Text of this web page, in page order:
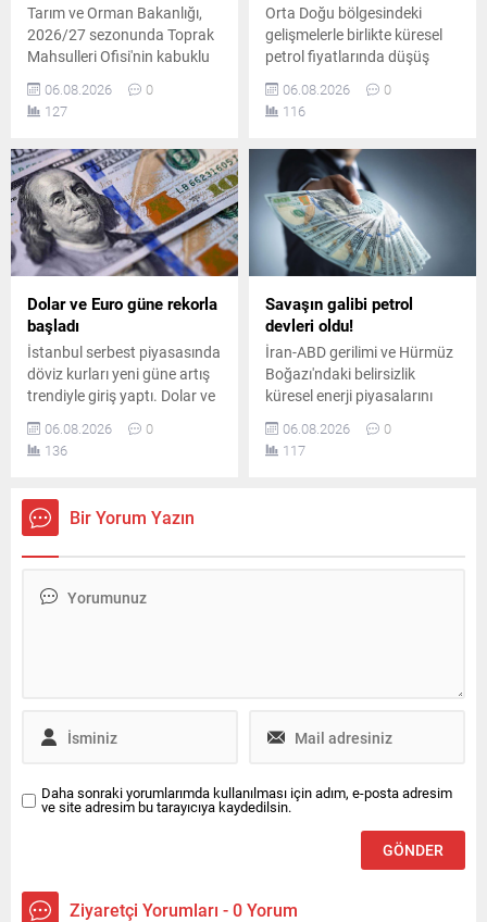
Tarım ve Orman Bakanlığı,
2026/27 sezonunda Toprak
Mahsulleri Ofisi'nin kabuklu
duyurdu. Giresun kalite
fındık 255 lira, levant kalite
250 liradan alınacak.
06.08.2026
0
127
Orta Doğu bölgesindeki
gelişmelerle birlikte küresel
petrol fiyatlarında düşüş
pompa fiyatları aynı kaldı.
Planlanan yüksek oranlı
vergi artışına aktarıldı.
06.08.2026
0
116
Dolar ve Euro güne rekorla
başladı
İstanbul serbest piyasasında
döviz kurları yeni güne artış
trendiyle giriş yaptı. Dolar ve
avro dünkü kapanış
seviyelerinin üzerine çıkarak
piyasalarda hareketli bir
06.08.2026
0
136
Savaşın galibi petrol
devleri oldu!
İran-ABD gerilimi ve Hürmüz
Boğazı'ndaki belirsizlik
küresel enerji piyasalarını
sarsarken, dünyanın en
büyük sekiz petrol şirketi yılın
ikinci çeyreğinde toplam 93
06.08.2026
0
117
Bir Yorum Yazın
Daha sonraki yorumlarımda kullanılması için adım, e-posta adresim
ve site adresim bu tarayıcıya kaydedilsin.
Ziyaretçi Yorumları - 0 Yorum